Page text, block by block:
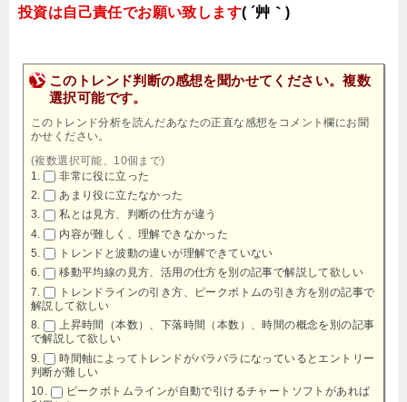
投資は自己責任でお願い致します( ´艸｀)
このトレンド判断の感想を聞かせてください。複数
選択可能です。
このトレンド分析を読んだあなたの正直な感想をコメント欄にお聞
かせください。
(複数選択可能、10個まで)
非常に役に立った
あまり役に立たなかった
私とは見方、判断の仕方が違う
内容が難しく、理解できなかった
トレンドと波動の違いが理解できていない
移動平均線の見方、活用の仕方を別の記事で解説して欲しい
トレンドラインの引き方、ピークボトムの引き方を別の記事で
解説して欲しい
上昇時間（本数）、下落時間（本数）、時間の概念を別の記事
で解説して欲しい
時間軸によってトレンドがバラバラになっているとエントリー
判断が難しい
ピークボトムラインが自動で引けるチャートソフトがあれば